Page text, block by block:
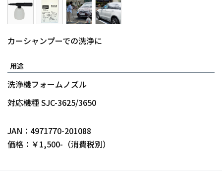
カーシャンプーでの洗浄に
用途
洗浄機フォームノズル
対応機種 SJC-3625/3650
JAN：4971770-201088
価格：￥1,500-（消費税別）